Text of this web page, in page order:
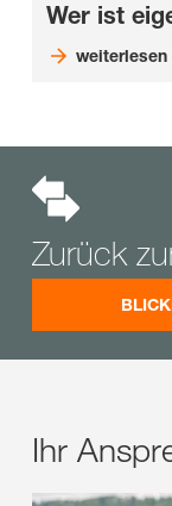
Wer ist
weiterlesen
Zurück
Ihr